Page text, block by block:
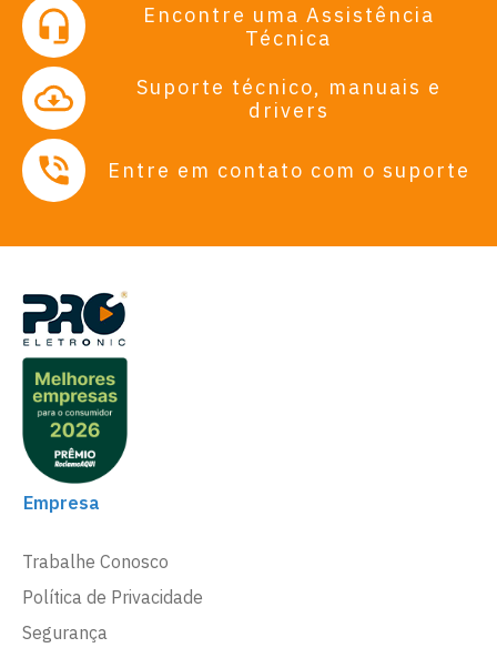
Encontre uma Assistência
Técnica
Suporte técnico, manuais e
drivers
Entre em contato com o suporte
Empresa
Trabalhe Conosco
Política de Privacidade
Segurança